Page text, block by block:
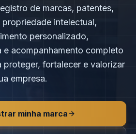
de marcas, patentes,
intelectual,
personalizado,
e acompanhamento completo
proteger, fortalecer e valorizar
empresa.
minha marca